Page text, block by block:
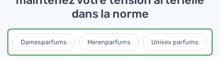
dans la norme
Damesparfums Herenparfums Unisex parfums